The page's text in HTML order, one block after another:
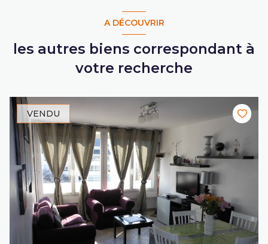
A DÉCOUVRIR
les autres biens correspondant à
votre recherche
VENDU